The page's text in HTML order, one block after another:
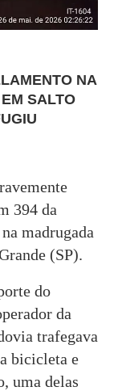
NA
SALTO
394 da
madrugada
(SP).
do
da
trafegava
bicicleta e
uma delas